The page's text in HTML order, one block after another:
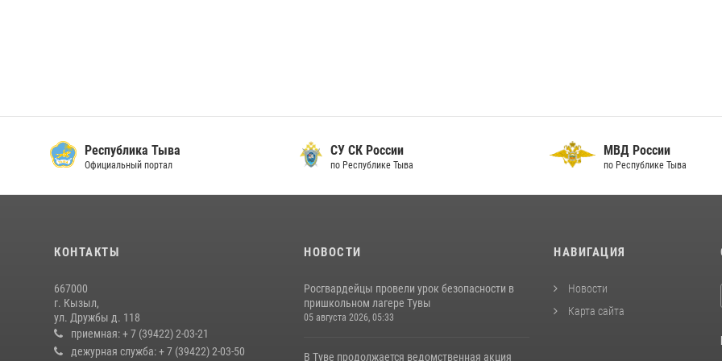
Республика Тыва
Официальный портал
СУ СК России
по Республике Тыва
МВД России
по Республике Тыва
КОНТАКТЫ
667000
г. Кызыл,
ул. Дружбы д. 118
приемная: + 7 (39422) 2-03-21
дежурная служба: + 7 (39422) 2-03-50
НОВОСТИ
Росгвардейцы провели урок безопасности в
пришкольном лагере Тувы
05 августа 2026, 05:33
В Туве продолжается ведомственная акция
НАВИГАЦИЯ
Новости
Карта сайта